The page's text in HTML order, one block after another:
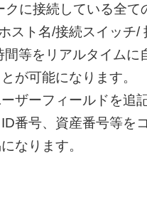
に接続している全て
スト名/接続スイッチ/
等をリアルタイムに
が可能になります。
ザーフィールドを追
番号、資産番号等を
なります。